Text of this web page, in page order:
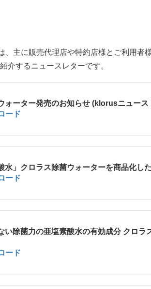
、主に販売代理店や特約店様とご利用者
介するニュースレターです。
ォーター発売のお知らせ (klorusニュース
ード
水」クロラス除菌ウォーターを商品化し
ード
い除菌力の亜塩素酸水の有効成分 クロラ
ード